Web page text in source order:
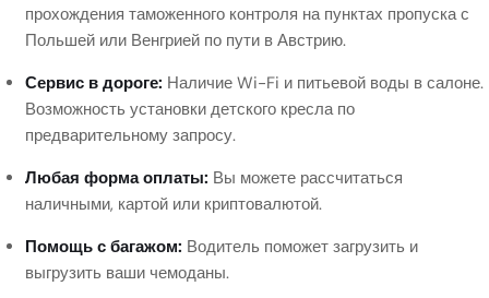
прохождения таможенного контроля на пунктах пропуска с
Польшей или Венгрией по пути в Австрию.
Сервис в дороге: Наличие Wi-Fi и питьевой воды в салоне.
Возможность установки детского кресла по
предварительному запросу.
Любая форма оплаты: Вы можете рассчитаться
наличными, картой или криптовалютой.
Помощь с багажом: Водитель поможет загрузить и
выгрузить ваши чемоданы.